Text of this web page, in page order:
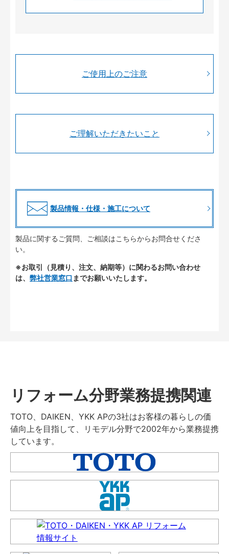
ご使用上のご注意
ご理解いただきたいこと
製品情報・仕様・施工について
製品に関するご質問、ご相談はこちらからお問合せくださ
い。
※お取引（見積り、注文、納期等）に関わるお問い合わせ
は、 弊社営業窓口 までお願いいたします。
リフォーム分野業務提携関連
TOTO、DAIKEN、YKK APの3社はお客様の暮らしの価
値向上を目指して、リモデル分野で2002年から業務提携
しています。